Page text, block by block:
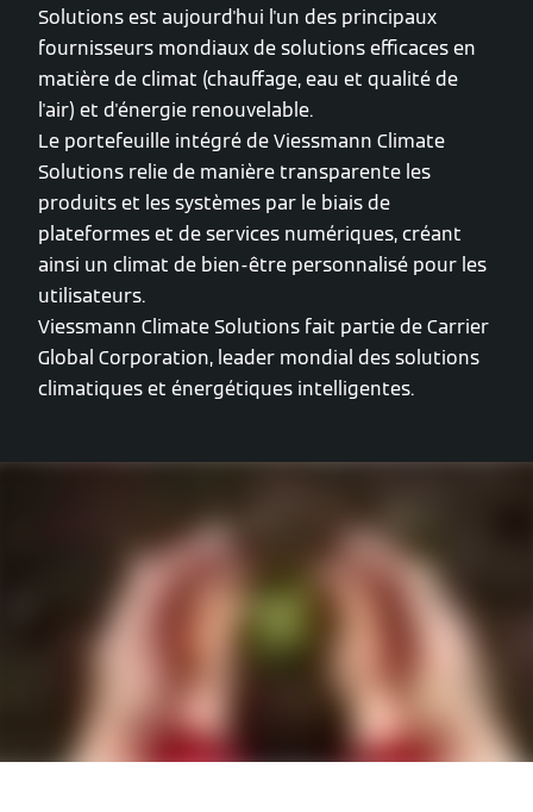
Solutions est aujourd'hui l'un des principaux
fournisseurs mondiaux de solutions efficaces en
matière de climat (chauffage, eau et qualité de
l'air) et d'énergie renouvelable.
Le portefeuille intégré de Viessmann Climate
Solutions relie de manière transparente les
produits et les systèmes par le biais de
plateformes et de services numériques, créant
ainsi un climat de bien-être personnalisé pour les
utilisateurs.
Viessmann Climate Solutions fait partie de Carrier
Global Corporation, leader mondial des solutions
climatiques et énergétiques intelligentes.